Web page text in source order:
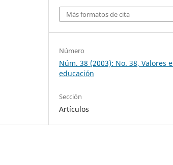
Más formatos de cita
Número
Núm. 38 (2003): No. 38, Valores
educación
Sección
Artículos